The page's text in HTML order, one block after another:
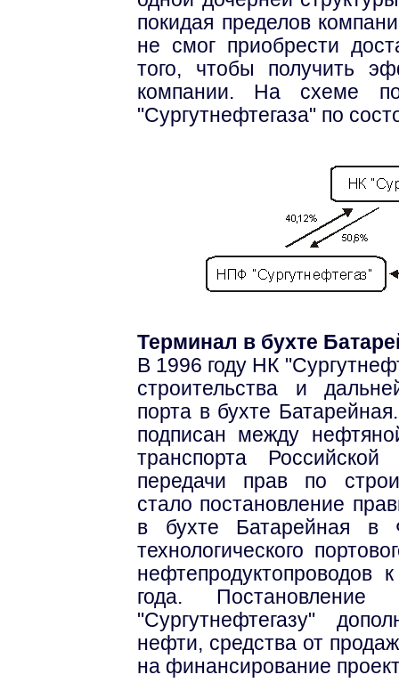
покидая пределов
не смог приобрести
того, чтобы получить
компании. На схеме
"Сургутнефтегаза" по
Терминал в бухте
В 1996 году НК
строительства и
порта в бухте
подписан между
транспорта
передачи прав по
стало постановление
в бухте Батарейная в
технологического
года. Постановление
"Сургутнефтегазу"
нефти, средства от
на финансирование